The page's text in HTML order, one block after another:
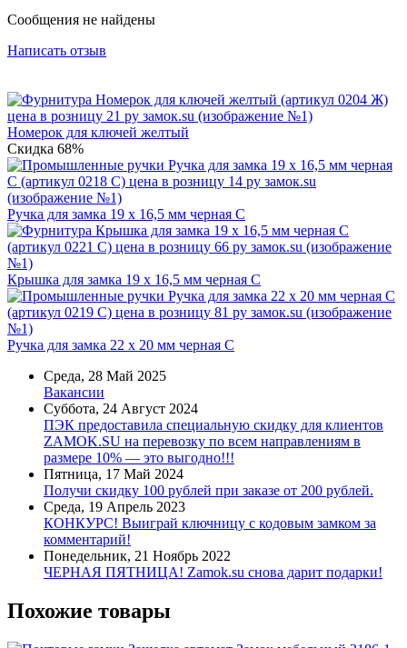
Сообщения не найдены
Написать отзыв
Номерок для ключей желтый
Скидка 68%
Ручка для замка 19 х 16,5 мм черная C
Крышка для замка 19 х 16,5 мм черная C
Ручка для замка 22 х 20 мм черная C
Среда, 28 Май 2025
Вакансии
Суббота, 24 Август 2024
ПЭК предоставила специальную скидку для клиентов
ZAMOK.SU на перевозку по всем направлениям в
размере 10% — это выгодно!!!
Пятница, 17 Май 2024
Получи скидку 100 рублей при заказе от 200 рублей.
Среда, 19 Апрель 2023
КОНКУРС! Выиграй ключницу с кодовым замком за
комментарий!
Понедельник, 21 Ноябрь 2022
ЧЕРНАЯ ПЯТНИЦА! Zamok.su снова дарит подарки!
Похожие товары